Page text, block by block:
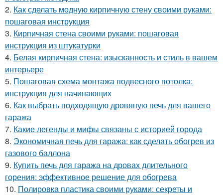
2. Как сделать модную кирпичную стену своими руками:
пошаговая инструкция
3. Кирпичная стена своими руками: пошаговая
инструкция из штукатурки
4. Белая кирпичная стена: изысканность и стиль в вашем
интерьере
5. Пошаговая схема монтажа подвесного потолка:
инструкция для начинающих
6. Как выбрать подходящую дровяную печь для вашего
гаража
7. Какие легенды и мифы связаны с историей города
8. Экономичная печь для гаража: как сделать обогрев из
газового баллона
9. Купить печь для гаража на дровах длительного
горения: эффективное решение для обогрева
10. Полировка пластика своими руками: секреты и